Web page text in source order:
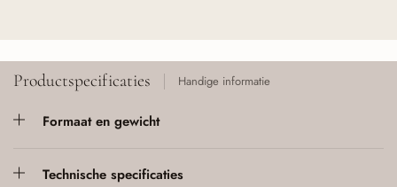
Productspecificaties Handige informatie
Formaat en gewicht
Technische specificaties